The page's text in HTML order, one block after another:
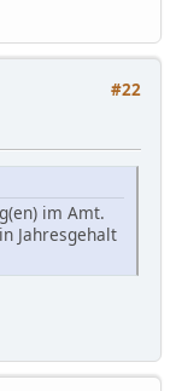
#22
im Amt.
Jahresgehalt